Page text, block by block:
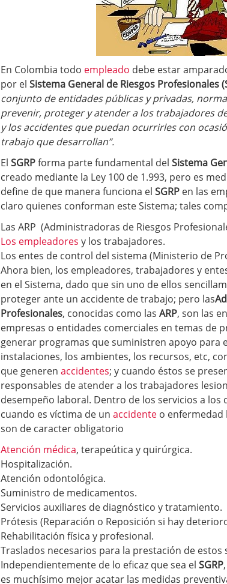
En Colombia todo empleado debe estar
por el Sistema General de Riesgos Profesionales
conjunto de entidades públicas y privadas,
prevenir, proteger y atender a los trabajadores
y los accidentes que puedan ocurrirles con
trabajo que desarrollan”.
El SGRPforma parte fundamental del Sistema
creado mediante la Ley 100 de 1.993, pero es
define de que manera funciona el SGRP en las
claro quienes conforman este Sistema; tales
Las ARP (Administradoras de Riesgos
Los empleadores y los trabajadores.
Los entes de control del sistema (Ministerio de
Ahora bien, los empleadores, trabajadores y
en el Sistema, dado que sin uno de ellos
proteger ante un accidente de trabajo; pero las
Profesionales, conocidas como las ARP, son las
empresas o entidades comerciales en temas de
generar programas que suministren apoyo para
instalaciones, los ambientes, los recursos, etc,
que generen accidentes; y cuando éstos se
responsables de atender a los trabajadores
desempeño laboral. Dentro de los servicios a
cuando es víctima de un accidente o enfermedad
son de caracter obligatorio
Atención médica, terapeútica y quirúrgica.
Hospitalización.
Atención odontológica.
Suministro de medicamentos.
Servicios auxiliares de diagnóstico y tratamiento.
Prótesis (Reparación o Reposición si hay
Rehabilitación física y profesional.
Traslados necesarios para la prestación de estos
Independientemente de lo eficaz que sea el SGRP
es muchísimo mejor acatar las medidas